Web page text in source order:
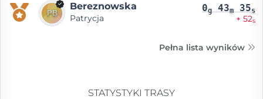
Bereznowska
Patrycja
0g 43m 35s
+ 52s
Pełna lista wyników
STATYSTYKI TRASY